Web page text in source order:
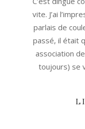
vite. J’ai
parlais de
passé, il était
association
toujours) se